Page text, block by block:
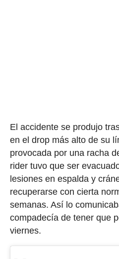
El accidente se produjo
en el drop más alto de su
provocada por una racha
rider tuvo que ser
lesiones en espalda y
recuperarse con cierta
semanas. Así lo
compadecía de tener que
viernes.